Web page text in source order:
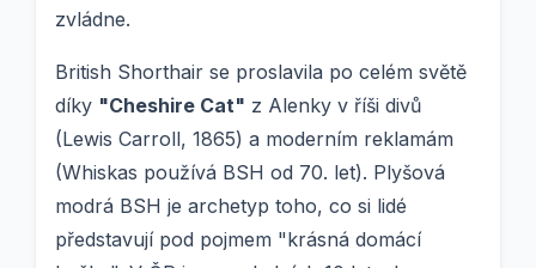
zvládne.
British Shorthair se proslavila po celém světě
díky "Cheshire Cat" z Alenky v říši divů
(Lewis Carroll, 1865) a moderním reklamám
(Whiskas používá BSH od 70. let). Plyšová
modrá BSH je archetyp toho, co si lidé
představují pod pojmem "krásná domácí